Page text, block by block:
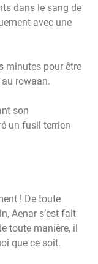
dans le sang de
avec une
minutes pour être
rowaan.
son
un fusil terrien
! De toute
Aenar s’est fait
toute manière, il
que ce soit.